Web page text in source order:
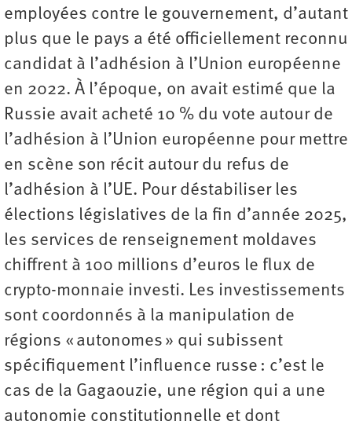
employées contre le gouvernement, d’autant
plus que le pays a été officiellement reconnu
candidat à l’adhésion à l’Union européenne
en 2022. À l’époque, on avait estimé que la
Russie avait acheté 10 % du vote autour de
l’adhésion à l’Union européenne pour mettre
en scène son récit autour du refus de
l’adhésion à l’UE. Pour déstabiliser les
élections législatives de la fin d’année 2025,
les services de renseignement moldaves
chiffrent à 100 millions d’euros le flux de
crypto-monnaie investi. Les investissements
sont coordonnés à la manipulation de
régions « autonomes » qui subissent
spécifiquement l’influence russe : c’est le
cas de la Gagaouzie, une région qui a une
autonomie constitutionnelle et dont